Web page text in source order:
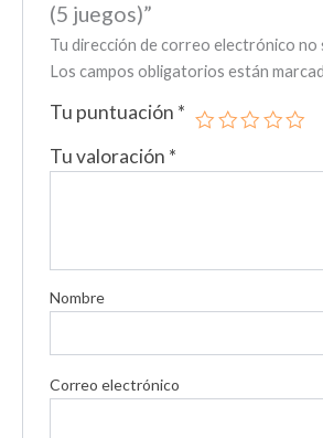
(5 juegos)”
Tu dirección de correo electrónico no
Los campos obligatorios están
Tu puntuación *
Tu valoración *
Nombre
Correo electrónico